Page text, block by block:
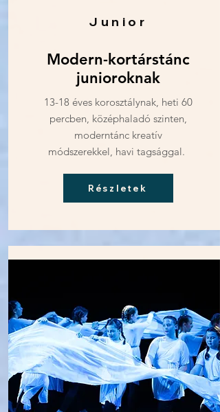
Junior
Modern-kortárstánc
junioroknak
13-18 éves korosztálynak, heti 60
percben, középhaladó szinten,
moderntánc kreatív
módszerekkel, havi tagsággal.
Részletek